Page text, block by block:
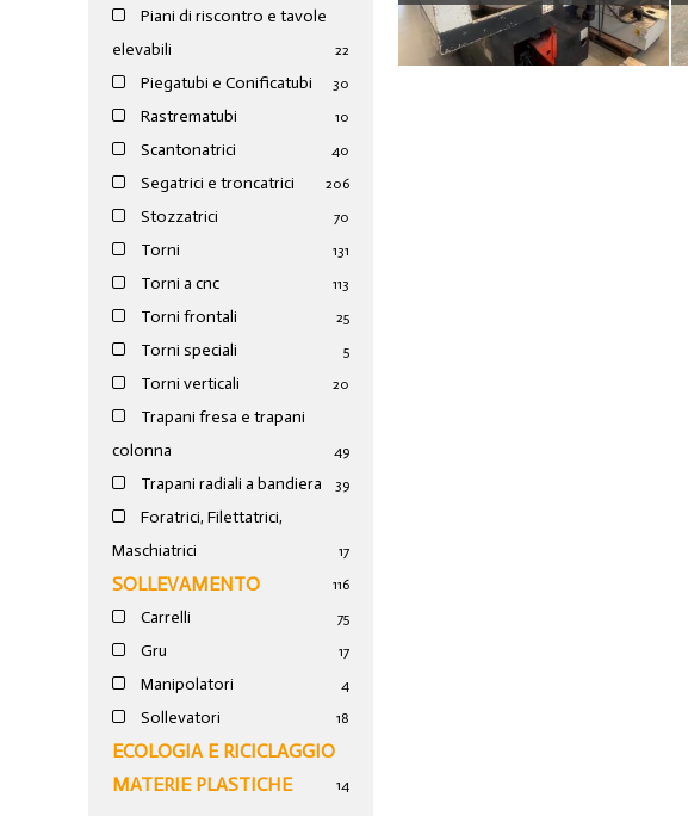
Piani di riscontro e tavole
elevabili
22
Piegatubi e Conificatubi 30
Rastrematubi 10
Scantonatrici 40
Segatrici e troncatrici 206
Stozzatrici 70
Torni 131
Torni a cnc 113
Torni frontali 25
Torni speciali 5
Torni verticali 20
Trapani fresa e trapani
colonna
49
Trapani radiali a bandiera 39
Foratrici, Filettatrici,
Maschiatrici
17
SOLLEVAMENTO 116
Carrelli 75
Gru 17
Manipolatori 4
Sollevatori 18
ECOLOGIA E RICICLAGGIO
MATERIE PLASTICHE
14
TAVOLA ROTANTE LODI 500